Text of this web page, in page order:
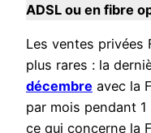
ADSL ou en fibre
Les ventes privées
plus rares : la
décembre avec la
par mois pendant
ce qui concerne la